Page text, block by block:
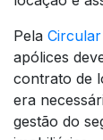
Pela
apólices
contrato de
era
gestão do